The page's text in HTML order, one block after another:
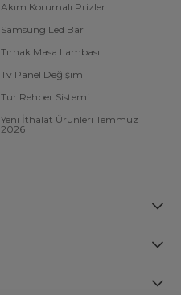
Akım Korumalı Prizler
Samsung Led Bar
Tırnak Masa Lambası
Tv Panel Değişimi
Tur Rehber Sistemi
Yeni İthalat Ürünleri Temmuz
2026